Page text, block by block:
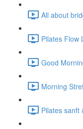
All about
Pilates Flow
Good
Morning
Pilates sanft